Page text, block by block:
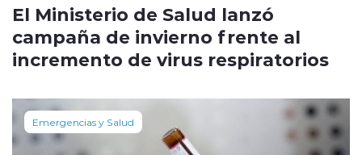
El Ministerio de Salud lanzó
campaña de invierno frente al
incremento de virus respiratorios
Emergencias y Salud